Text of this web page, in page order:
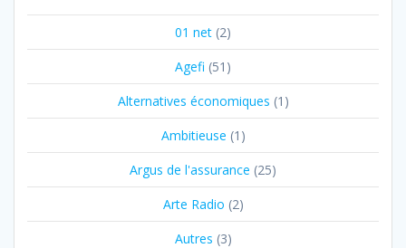
01 net (2)
Agefi (51)
Alternatives économiques (1)
Ambitieuse (1)
Argus de l'assurance (25)
Arte Radio (2)
Autres (3)